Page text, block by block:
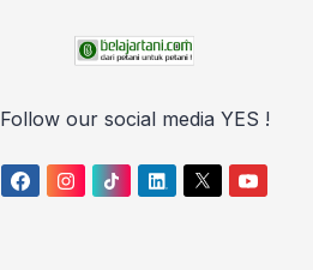
Follow our social media YES !